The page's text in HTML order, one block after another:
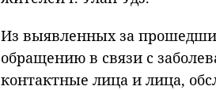
Из выявленных за
обращению в связи с
контактные лица и лица,